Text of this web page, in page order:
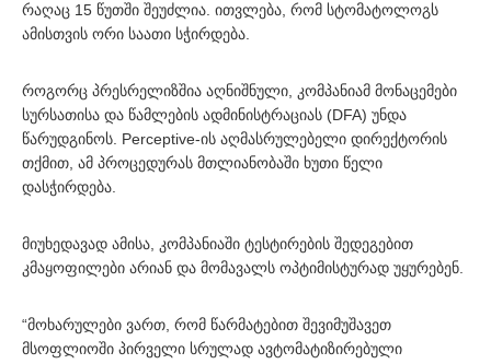
რაღაც 15 წუთში შეუძლია. ითვლება, რომ სტომატოლოგს
ამისთვის ორი საათი სჭირდება.
როგორც პრესრელიზშია აღნიშნული, კომპანიამ მონაცემები
სურსათისა და წამლების ადმინისტრაციას (DFA) უნდა
წარუდგინოს. Perceptive-ის აღმასრულებელი დირექტორის
თქმით, ამ პროცედურას მთლიანობაში ხუთი წელი
დასჭირდება.
მიუხედავად ამისა, კომპანიაში ტესტირების შედეგებით
კმაყოფილები არიან და მომავალს ოპტიმისტურად უყურებენ.
“მოხარულები ვართ, რომ წარმატებით შევიმუშავეთ
მსოფლიოში პირველი სრულად ავტომატიზირებული